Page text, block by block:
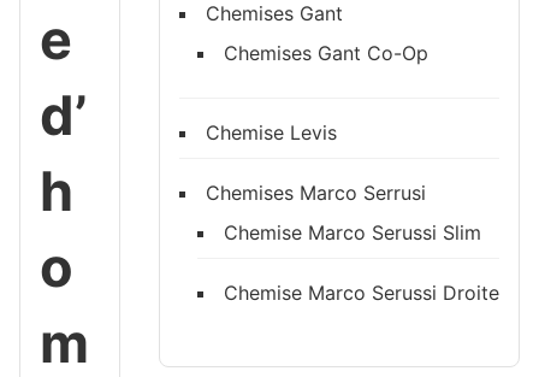
e
d’
h
o
m
Chemises Gant
Chemises Gant Co-Op
Chemise Levis
Chemises Marco Serrusi
Chemise Marco Serussi Slim
Chemise Marco Serussi Droite